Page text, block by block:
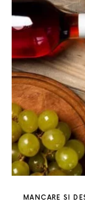
MANCARE SI